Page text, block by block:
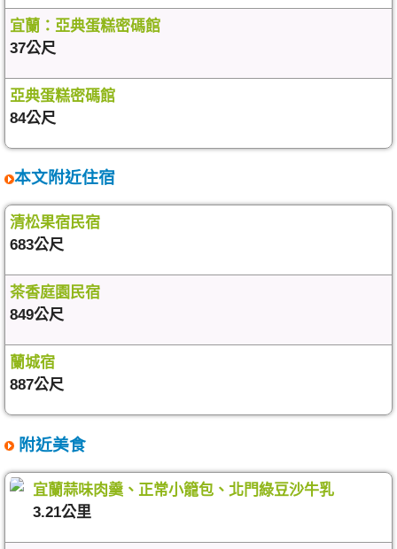
宜蘭：亞典蛋糕密碼館
37公尺
亞典蛋糕密碼館
84公尺
本文附近住宿
清松果宿民宿
683公尺
茶香庭園民宿
849公尺
蘭城宿
887公尺
附近美食
宜蘭蒜味肉羹、正常小籠包、北門綠豆沙牛乳
3.21公里